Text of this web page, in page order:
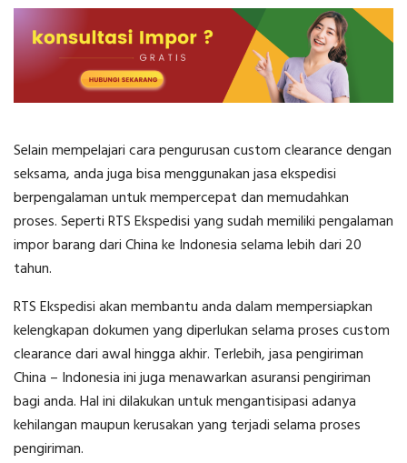
Selain mempelajaricara pengurusan custom clearancedengan
seksama, anda juga bisa menggunakan jasa ekspedisi
berpengalaman untuk mempercepat dan memudahkan
proses. Seperti RTS Ekspedisi yang sudah memiliki pengalaman
impor barang dari China ke Indonesia selama lebih dari 20
tahun.
RTS Ekspedisi akan membantu anda dalam mempersiapkan
kelengkapan dokumen yang diperlukan selama proses custom
clearance dari awal hingga akhir. Terlebih, jasa pengiriman
China – Indonesia ini juga menawarkan asuransi pengiriman
bagi anda. Hal ini dilakukan untuk mengantisipasi adanya
kehilangan maupun kerusakan yang terjadi selama proses
pengiriman.